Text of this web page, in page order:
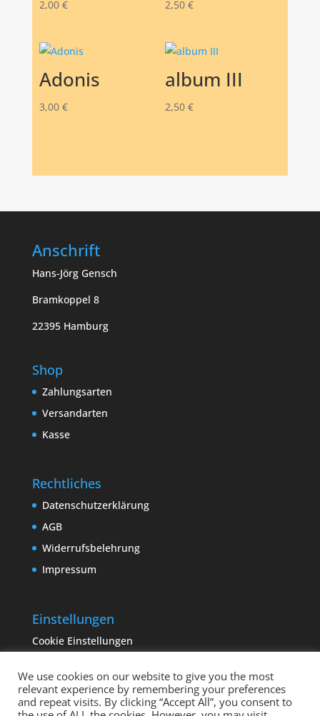
2,00 € 2,50 €
Adonis
3,00 €
album III
2,50 €
Anschrift
Hans-Jörg Gensch
Bramkoppel 8
22395 Hamburg
Shop
Zahlungsarten
Versandarten
Kasse
Rechtliches
Datenschutzerklärung
AGB
Widerrufsbelehrung
Impressum
Einstellungen
Cookie Einstellungen
We use cookies on our website to give you the most
relevant experience by remembering your preferences
and repeat visits. By clicking “Accept All”, you consent to